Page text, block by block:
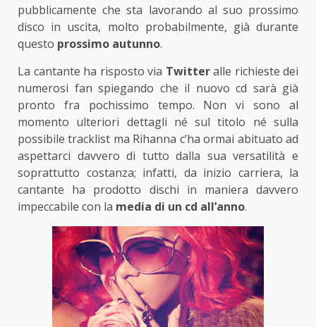
pubblicamente che sta lavorando al suo prossimo
disco in uscita, molto probabilmente, già durante
questo prossimo autunno.
La cantante ha risposto via Twitteralle richieste dei
numerosi fan spiegando che il nuovo cd sarà già
pronto fra pochissimo tempo. Non vi sono al
momento ulteriori dettagli né sul titolo né sulla
possibile tracklist ma Rihanna c’ha ormai abituato ad
aspettarci davvero di tutto dalla sua versatilità e
soprattutto costanza; infatti, da inizio carriera, la
cantante ha prodotto dischi in maniera davvero
impeccabile con la media di un cd all’anno.